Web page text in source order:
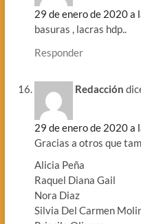
29 de enero de 2020 a
basuras , lacras hdp..
Responder
Redacción
29 de enero de 2020 a
Gracias a otros que
Alicia Peña
Raquel Diana Gail
Nora Diaz
Silvia Del Carmen